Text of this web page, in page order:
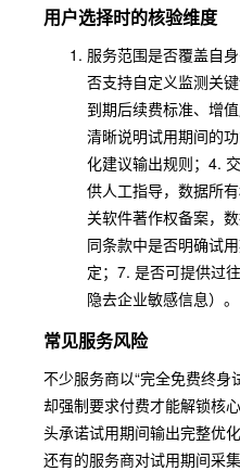
用户选择时的核验维度
服务范围是否覆盖自
否支持自定义监测关
到期后续费标准、增
清晰说明试用期间的
化建议输出规则；4.
供人工指导，数据所
关软件著作权备案，
同条款中是否明确试
定；7. 是否可提供过
隐去企业敏感信息）。
常见服务风险
不少服务商以“完全免费终身
却强制要求付费才能解锁核
头承诺试用期间输出完整优
还有的服务商对试用期间采